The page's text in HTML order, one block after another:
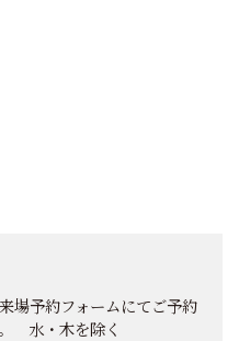
場予約フォームにてご予約
水・木を除く